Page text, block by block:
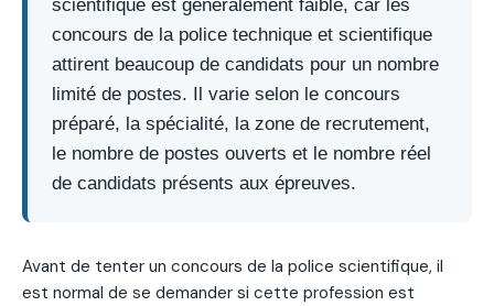
scientifique est généralement faible, car les
concours de la police technique et scientifique
attirent beaucoup de candidats pour un nombre
limité de postes. Il varie selon le concours
préparé, la spécialité, la zone de recrutement,
le nombre de postes ouverts et le nombre réel
de candidats présents aux épreuves.
Avant de tenter un concours de la police scientifique, il
est normal de se demander si cette profession est